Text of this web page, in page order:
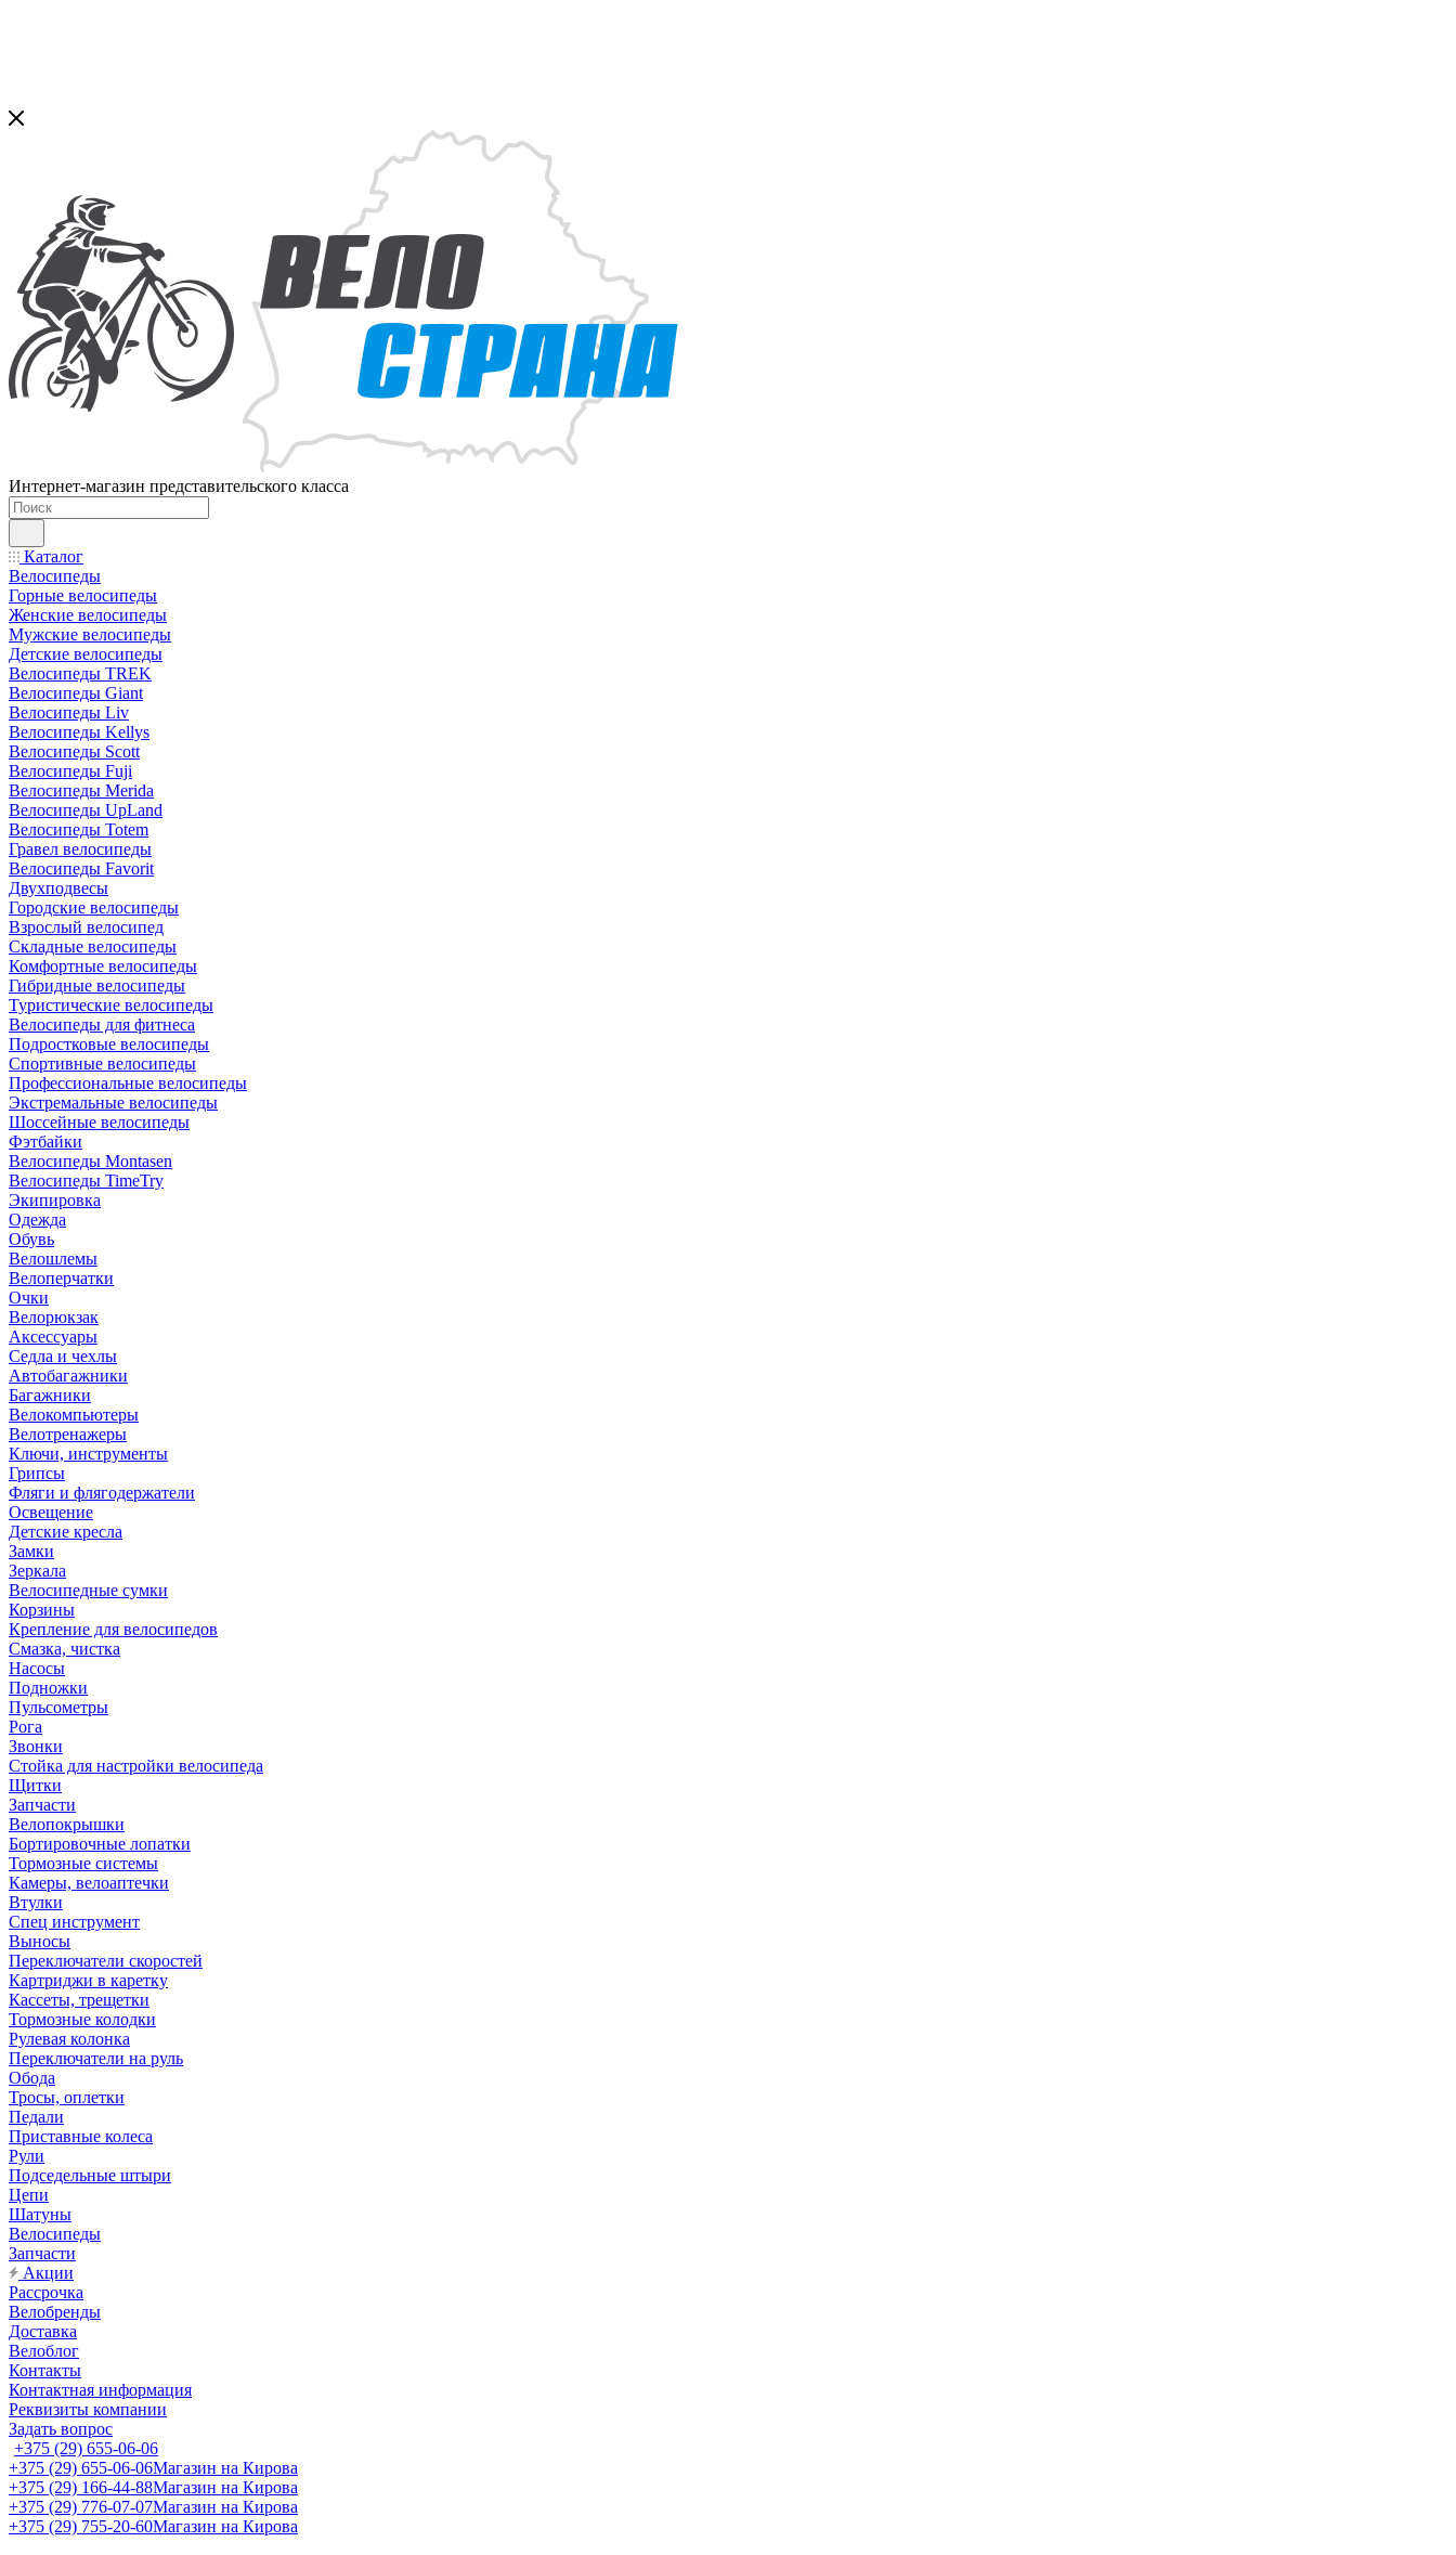
Интернет-магазин представительского класса
Каталог
Велосипеды
Горные велосипеды
Женские велосипеды
Мужские велосипеды
Детские велосипеды
Велосипеды TREK
Велосипеды Giant
Велосипеды Liv
Велосипеды Kellys
Велосипеды Scott
Велосипеды Fuji
Велосипеды Merida
Велосипеды UpLand
Велосипеды Totem
Гравел велосипеды
Велосипеды Favorit
Двухподвесы
Городские велосипеды
Взрослый велосипед
Складные велосипеды
Комфортные велосипеды
Гибридные велосипеды
Туристические велосипеды
Велосипеды для фитнеса
Подростковые велосипеды
Спортивные велосипеды
Профессиональные велосипеды
Экстремальные велосипеды
Шоссейные велосипеды
Фэтбайки
Велосипеды Montasen
Велосипеды TimeTry
Экипировка
Одежда
Обувь
Велошлемы
Велоперчатки
Очки
Велорюкзак
Аксессуары
Седла и чехлы
Автобагажники
Багажники
Велокомпьютеры
Велотренажеры
Ключи, инструменты
Грипсы
Фляги и флягодержатели
Освещение
Детские кресла
Замки
Зеркала
Велосипедные сумки
Корзины
Крепление для велосипедов
Смазка, чистка
Насосы
Подножки
Пульсометры
Рога
Звонки
Стойка для настройки велосипеда
Щитки
Запчасти
Велопокрышки
Бортировочные лопатки
Тормозные системы
Камеры, велоаптечки
Втулки
Спец инструмент
Выносы
Переключатели скоростей
Картриджи в каретку
Кассеты, трещетки
Тормозные колодки
Рулевая колонка
Переключатели на руль
Обода
Тросы, оплетки
Педали
Приставные колеса
Рули
Подседельные штыри
Цепи
Шатуны
Велосипеды
Запчасти
Акции
Рассрочка
Велобренды
Доставка
Велоблог
Контакты
Контактная информация
Реквизиты компании
Задать вопрос
+375 (29) 655-06-06
+375 (29) 655-06-06Магазин на Кирова
+375 (29) 166-44-88Магазин на Кирова
+375 (29) 776-07-07Магазин на Кирова
+375 (29) 755-20-60Магазин на Кирова